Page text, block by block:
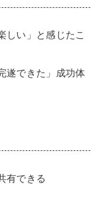
しい」と感じたこ
遂できた」成功体
有できる